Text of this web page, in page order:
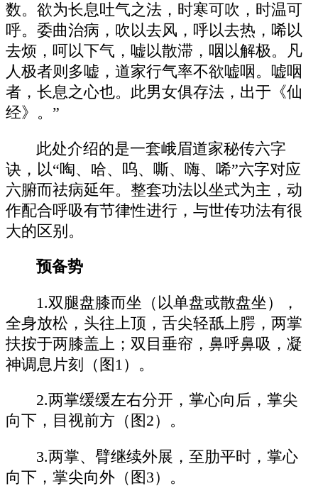
数。欲为长息吐气之法，时寒可吹，时温可
呼。委曲治病，吹以去风，呼以去热，唏以
去烦，呵以下气，嘘以散滞，咽以解极。凡
人极者则多嘘，道家行气率不欲嘘咽。嘘咽
者，长息之心也。此男女俱存法，出于《仙
经》。”
此处介绍的是一套峨眉道家秘传六字
诀，以“啕、哈、呜、嘶、嗨、唏”六字对应
六腑而祛病延年。整套功法以坐式为主，动
作配合呼吸有节律性进行，与世传功法有很
大的区别。
预备势
1.双腿盘膝而坐（以单盘或散盘坐），
全身放松，头往上顶，舌尖轻舐上腭，两掌
扶按于两膝盖上；双目垂帘，鼻呼鼻吸，凝
神调息片刻（图1）。
2.两掌缓缓左右分开，掌心向后，掌尖
向下，目视前方（图2）。
3.两掌、臂继续外展，至肋平时，掌心
向下，掌尖向外（图3）。